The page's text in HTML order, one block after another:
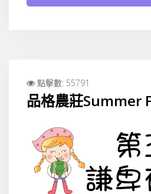
點擊數: 55791
品格農莊Summer